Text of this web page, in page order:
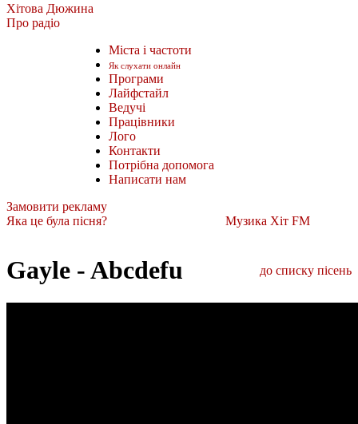
Хітова Дюжина
Про радіо
Міста і частоти
Як слухати онлайн
Програми
Лайфстайл
Ведучі
Працівники
Лого
Контакти
Потрібна допомога
Написати нам
Замовити рекламу
Яка це була пісня?
Музика Хіт FM
Gayle - Abcdefu до списку пісень